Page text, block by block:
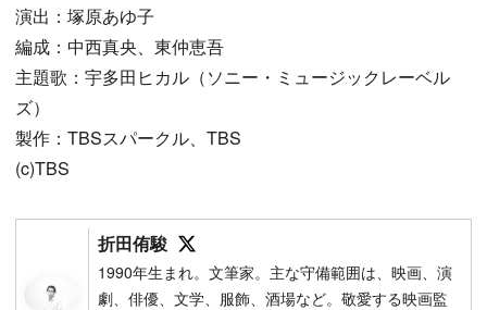
演出：塚原あゆ子
編成：中西真央、東仲恵吾
主題歌：宇多田ヒカル（ソニー・ミュージックレーベル
ズ）
製作：TBSスパークル、TBS
(c)TBS
折田侑駿
1990年生まれ。文筆家。主な守備範囲は、映画、演
劇、俳優、文学、服飾、酒場など。敬愛する映画監